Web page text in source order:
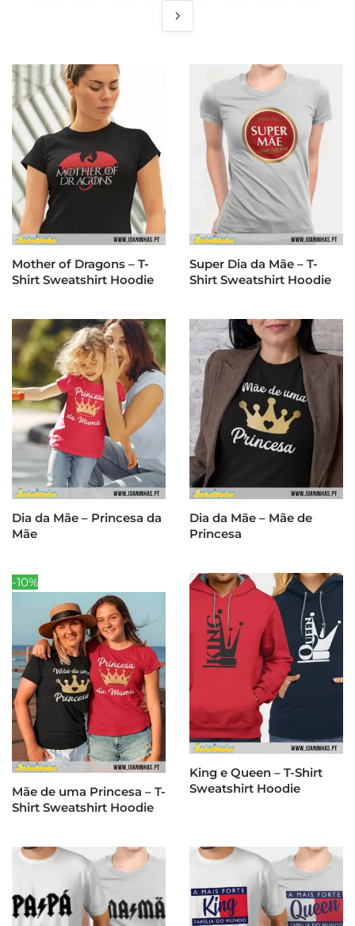
Mother of Dragons – T-
Shirt Sweatshirt Hoodie
Super Dia da Mãe – T-
Shirt Sweatshirt Hoodie
Dia da Mãe – Princesa da
Mãe
Dia da Mãe – Mãe de
Princesa
-10%
Mãe de uma Princesa – T-
Shirt Sweatshirt Hoodie
King e Queen – T-Shirt
Sweatshirt Hoodie